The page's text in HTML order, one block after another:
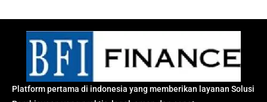
Platform pertama di indonesia yang memberikan layanan Solusi